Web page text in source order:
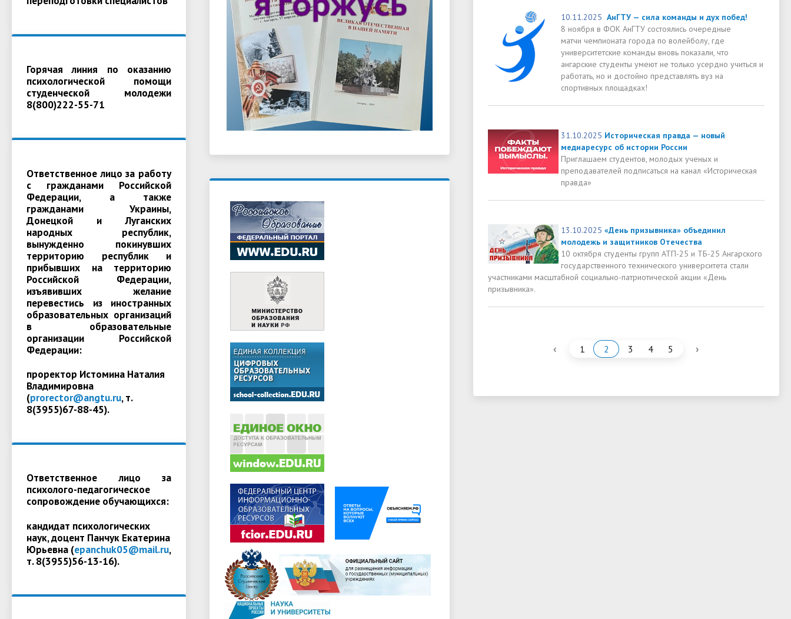
Горячая линия по оказанию
психологической помощи
студенческой молодежи
8(800)222-55-71
Ответственное лицо за работу
с гражданами Российской
Федерации, а также
гражданами Украины,
Донецкой и Луганских
народных республик,
вынужденно покинувших
территорию республик и
прибывших на территорию
Российской Федерации,
изъявивших желание
перевестись из иностранных
образовательных организаций
в образовательные
организации Российской
Федерации:
проректор Истомина Наталия
Владимировна
(prorector@angtu.ru, т.
8(3955)67-88-45).
Ответственное лицо за
психолого-педагогическое
сопровождение обучающихся:
кандидат психологических
наук, доцент Панчук Екатерина
Юрьевна (epanchuk05@mail.ru,
т. 8(3955)56-13-16).
10.11.2025 АнГТУ — сила команды и дух побед!
8 ноября в ФОК АнГТУ состоялись очередные
матчи чемпионата города по волейболу, где
университетские команды вновь показали, что
ангарские студенты умеют не только усердно учиться и
работать, но и достойно представлять вуз на
спортивных площадках!
31.10.2025 Историческая правда — новый
медиаресурс об истории России
Приглашаем студентов, молодых ученых и
преподавателей подписаться на канал «Историческая
правда»
13.10.2025 «День призывника» объединил
молодежь и защитников Отечества
10 октября студенты групп АТП-25 и ТБ-25 Ангарского
государственного технического университета стали
участниками масштабной социально-патриотической акции «День
призывника».
‹ 1 2 3 4 5 ›